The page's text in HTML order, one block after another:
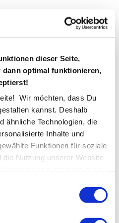
dieser Seite,
optimal funktionieren,
Wir möchten, dass Du
kannst. Deshalb
ähnliche Technologien, die
Inhalte und
Funktionen für soziale
Nutzung unserer Website
Inhalte. Du kannst Deine
oder ablehnen. Weitere
Prozesse
Dokumentation
Abläufe
alle Mitarbeiter die
und befolgen